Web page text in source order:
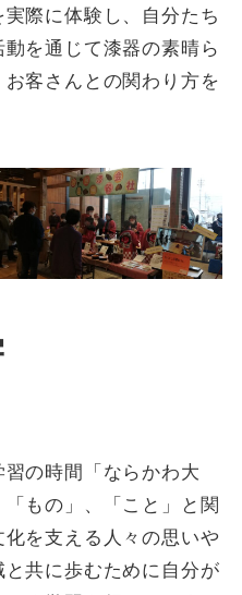
際に体験し、自分たち
を通じて漆器の素晴ら
客さんとの関わり方を
の時間「ならかわ大
もの」、「こと」と関
を支える人々の思いや
共に歩むために自分が